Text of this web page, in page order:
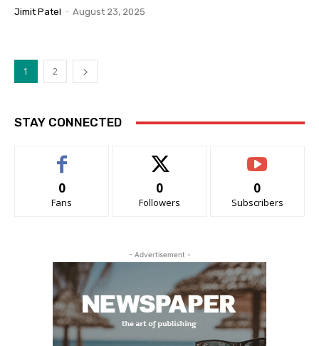
Jimit Patel - August 23, 2025
1 2
STAY CONNECTED
0
Fans
0
Followers
0
Subscribers
- Advertisement -